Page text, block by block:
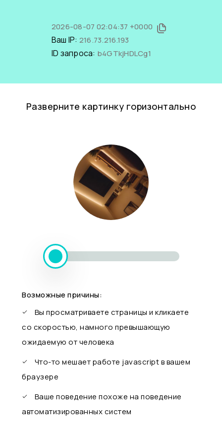
2026-08-07 02:04:37 +0000
Ваш IP: 216.73.216.193
ID запроса: b4GTkjHDLCg1
Разверните картинку горизонтально
Возможные причины:
Вы просматриваете страницы и кликаете
со скоростью, намного превышающую
ожидаемую от человека
Что-то мешает работе javascript в вашем
браузере
Ваше поведение похоже на поведение
автоматизированных систем